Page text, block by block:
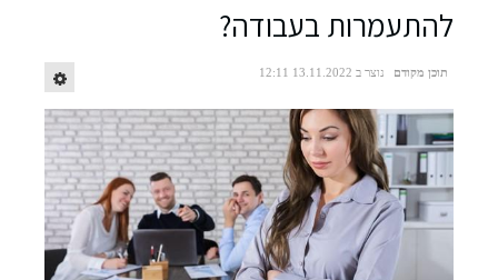
להתעמרות בעבודה?
תוכן מקודם נוצר ב 13.11.2022 12:11